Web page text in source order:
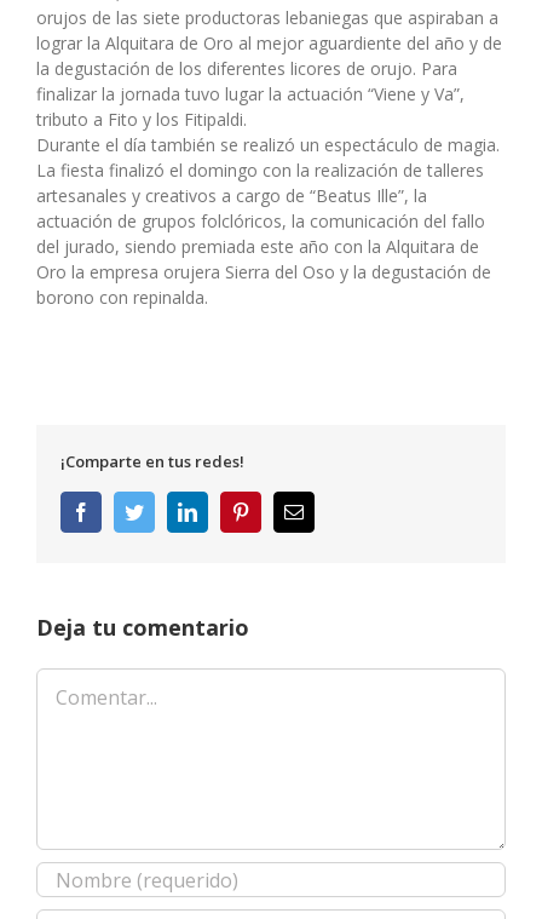
orujos de las siete productoras lebaniegas que aspiraban a
lograr la Alquitara de Oro al mejor aguardiente del año y de
la degustación de los diferentes licores de orujo. Para
finalizar la jornada tuvo lugar la actuación “Viene y Va”,
tributo a Fito y los Fitipaldi.
Durante el día también se realizó un espectáculo de magia.
La fiesta finalizó el domingo con la realización de talleres
artesanales y creativos a cargo de “Beatus Ille”, la
actuación de grupos folclóricos, la comunicación del fallo
del jurado, siendo premiada este año con la Alquitara de
Oro la empresa orujera Sierra del Oso y la degustación de
borono con repinalda.
¡Comparte en tus redes!
FacebookTwitterLinkedInPinterestCorreo
electrónico
Deja tu comentario
Comentar